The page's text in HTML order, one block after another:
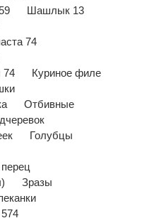
Шашлык 13
74
74
Куриное филе
Отбивные
Голубцы
Зразы